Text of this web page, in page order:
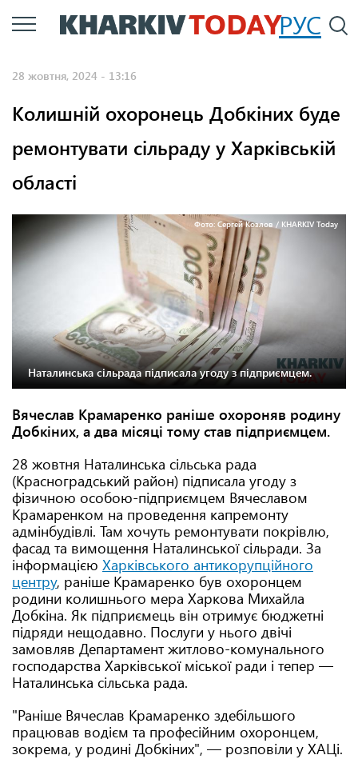
Перейти
до
РУС
28 жовтня, 2024 - 13:16
Колишній охоронець Добкіних буде
ремонтувати сільраду у Харківській
області
Фото: Сергей Козлов / KHARKIV Today
Наталинська сільрада підписала угоду з підприємцем.
Вячеслав Крамаренко раніше охороняв родину
Добкіних, а два місяці тому став підприємцем.
28 жовтня Наталинська сільська рада
(Красноградський район) підписала угоду з
фізичною особою-підприємцем Вячеславом
Крамаренком на проведення капремонту
адмінбудівлі. Там хочуть ремонтувати покрівлю,
фасад та вимощення Наталинської сільради. За
інформацією Харківського антикорупційного
центру, раніше Крамаренко був охоронцем
родини колишнього мера Харкова Михайла
Добкіна. Як підприємець він отримує бюджетні
підряди нещодавно. Послуги у нього двічі
замовляв Департамент житлово-комунального
господарства Харківської міської ради і тепер —
Наталинська сільська рада.
"Раніше Вячеслав Крамаренко здебільшого
працював водієм та професійним охоронцем,
зокрема, у родині Добкіних", — розповіли у ХАЦі.